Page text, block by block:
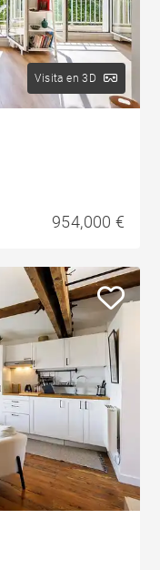
Visita en 3D
954,000 €